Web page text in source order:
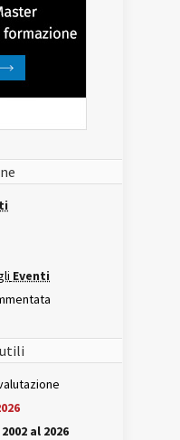
Eventi
al 2026